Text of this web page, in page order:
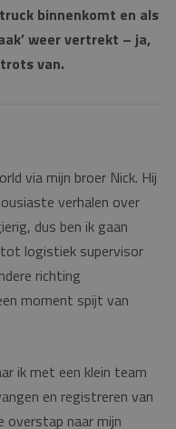
binnenkomt en als
weer vertrekt – ja,
van.
via mijn broer Nick. Hij
verhalen over
dus ben ik gaan
logistiek supervisor
richting
moment spijt van
ik met een klein team
en registreren van
overstap naar mijn